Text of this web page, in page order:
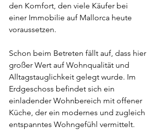
den Komfort, den viele Käufer bei
einer Immobilie auf Mallorca heute
voraussetzen.
Schon beim Betreten fällt auf, dass hier
großer Wert auf Wohnqualität und
Alltagstauglichkeit gelegt wurde. Im
Erdgeschoss befindet sich ein
einladender Wohnbereich mit offener
Küche, der ein modernes und zugleich
entspanntes Wohngefühl vermittelt.